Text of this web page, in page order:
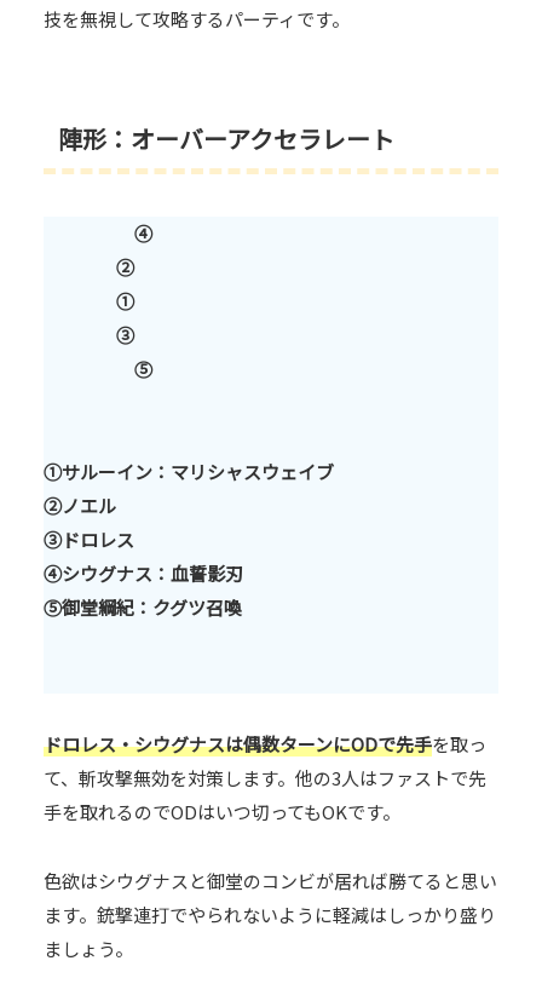
技を無視して攻略するパーティです。
陣形：オーバーアクセラレート
④
②
①
③
⑤
①サルーイン：マリシャスウェイブ
②ノエル
③ドロレス
④シウグナス：血誓影刃
⑤御堂綱紀：クグツ召喚
ドロレス・シウグナスは偶数ターンにODで先手を取っ
て、斬攻撃無効を対策します。他の3人はファストで先
手を取れるのでODはいつ切ってもOKです。
色欲はシウグナスと御堂のコンビが居れば勝てると思い
ます。銃撃連打でやられないように軽減はしっかり盛り
ましょう。